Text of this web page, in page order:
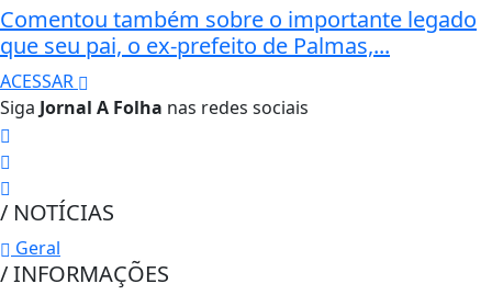
Comentou também sobre o importante legado
que seu pai, o ex-prefeito de Palmas,...
ACESSAR
Siga Jornal A Folha nas redes sociais
/ NOTÍCIAS
Geral
/ INFORMAÇÕES